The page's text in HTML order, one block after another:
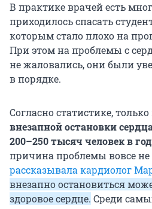
В практике врачей есть
приходилось спасать
которым стало плохо на
При этом на проблемы с
не жаловались, они были
в порядке.
Согласно статистике,
внезапной остановки
200–250 тысяччеловек в
причина проблемы вовсе
рассказывала кардиолог
внезапно остановиться
здоровое сердце. Среди